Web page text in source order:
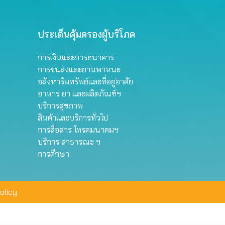
ประเด็นคุ้มครองผู้บริโภค
การเงินและการธนาคาร
การขนส่งและยานพาหนะ
อสังหาริมทรัพย์และที่อยู่อาศัย
อาหาร ยา และผลิตภัณฑ์ฯ
บริการสุขภาพ
สินค้าและบริการทั่วไป
การสื่อสาร โทรคมนาคมฯ
บริการ สาธารณะ ฯ
การศึกษา